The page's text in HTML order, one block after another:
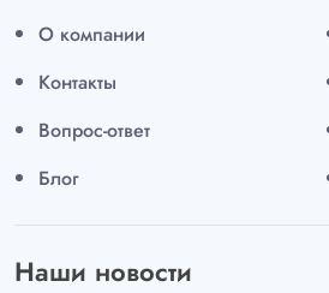
О компании
Контакты
Вопрос-ответ
Блог
Наши новости